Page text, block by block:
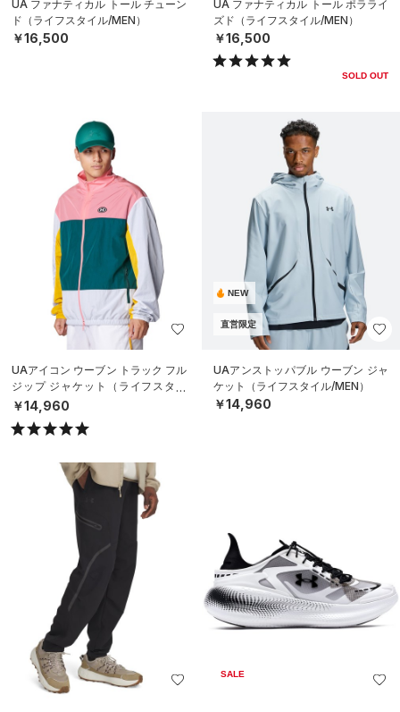
UA ファナティカル トール チューン
ド（ライフスタイル/MEN）
￥16,500
UA ファナティカル トール ポラライ
ズド（ライフスタイル/MEN）
￥16,500
SOLD OUT
UAアイコン ウーブン トラック フル
ジップ ジャケット（ライフスタイ
ル/MEN）
￥14,960
NEW
直営限定
UAアンストッパブル ウーブン ジャ
ケット（ライフスタイル/MEN）
￥14,960
SALE